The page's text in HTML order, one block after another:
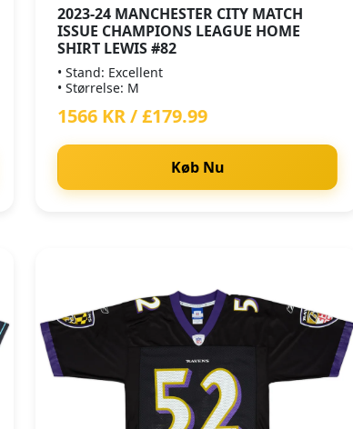
2023-24 MANCHESTER CITY MATCH
ISSUE CHAMPIONS LEAGUE HOME
SHIRT LEWIS #82
• Stand: Excellent
• Størrelse: M
1566 KR / £179.99
Køb Nu